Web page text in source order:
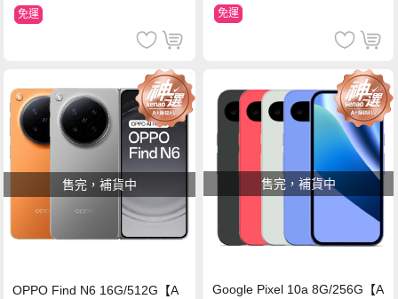
免運 免運
售完，補貨中
OPPO Find N6 16G/512G【A
售完，補貨中
Google Pixel 10a 8G/256G【A